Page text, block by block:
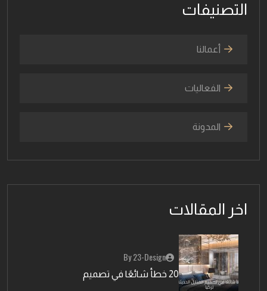
التصنيفات
أعمالنا
الفعاليات
المدونة
اخر المقالات
By 23-Design
20 خطأ شائعًا في تصميم